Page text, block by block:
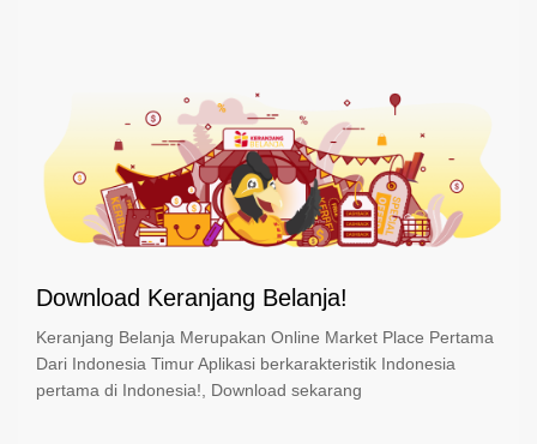
Download Keranjang Belanja!
Keranjang Belanja Merupakan Online Market Place Pertama
Dari Indonesia Timur Aplikasi berkarakteristik Indonesia
pertama di Indonesia!, Download sekarang